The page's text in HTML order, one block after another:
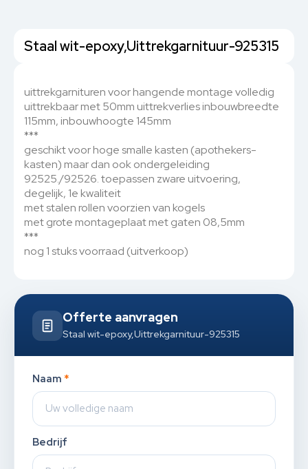
Staal wit-epoxy,Uittrekgarnituur-925315
uittrekgarnituren voor hangende montage volledig
uittrekbaar met 50mm uittrekverlies inbouwbreedte
115mm, inbouwhoogte 145mm
***
geschikt voor hoge smalle kasten (apothekers-
kasten) maar dan ook ondergeleiding
92525./92526. toepassen zware uitvoering,
degelijk, 1e kwaliteit
met stalen rollen voorzien van kogels
met grote montageplaat met gaten 08,5mm
***
nog 1 stuks voorraad (uitverkoop)
Offerte aanvragen
Staal wit-epoxy,Uittrekgarnituur-925315
Naam *
Bedrijf